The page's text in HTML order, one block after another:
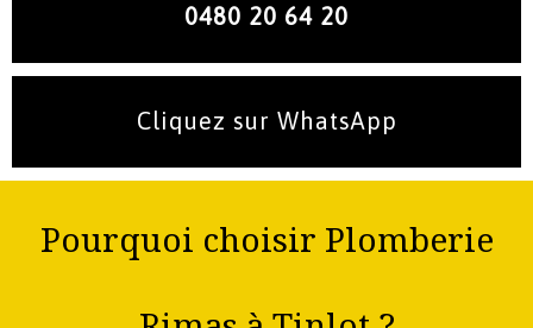
0480 20 64 20
Cliquez sur WhatsApp
Pourquoi choisir Plomberie